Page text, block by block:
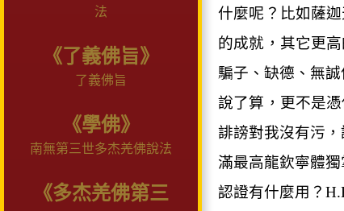
法
《了義佛旨》
了義佛旨
《學佛》
南無第三世多杰羌佛說法
《多杰羌佛第三
什麼呢？比如薩
的成就，其它更
騙子、缺德、無
說了算，更不是
誹謗對我沒有污
滿最高龍欽寧體
認證有什麼用？